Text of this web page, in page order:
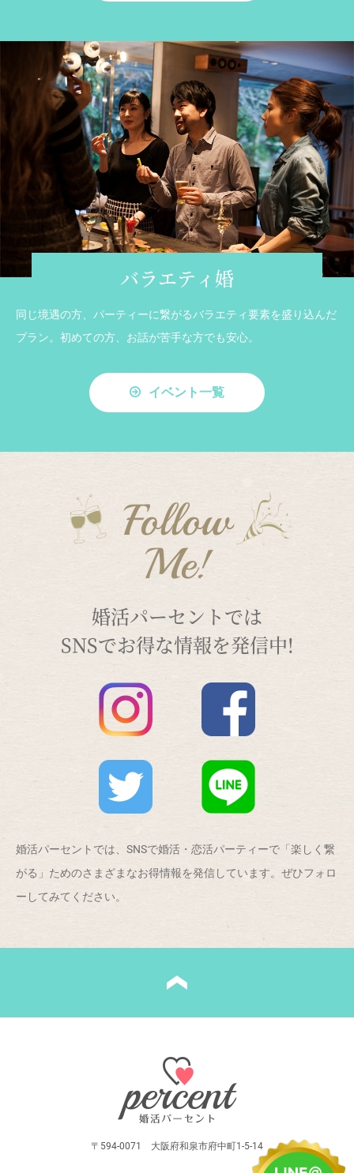
バラエティ婚
同じ境遇の方、パーティーに繋がるバラエティ要素を盛り込んだ
プラン。初めての方、お話が苦手な方でも安心。
イベント一覧
Follow
Me!
婚活パーセントでは
SNSでお得な情報を発信中!
婚活パーセントでは、SNSで婚活・恋活パーティーで「楽しく繋
がる」ためのさまざまなお得情報を発信しています。ぜひフォロ
ーしてみてください。
〒594-0071 大阪府和泉市府中町1-5-14